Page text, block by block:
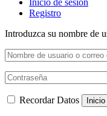
Inicio de sesión
Registro
Introduzca su nombre de
Recordar Datos